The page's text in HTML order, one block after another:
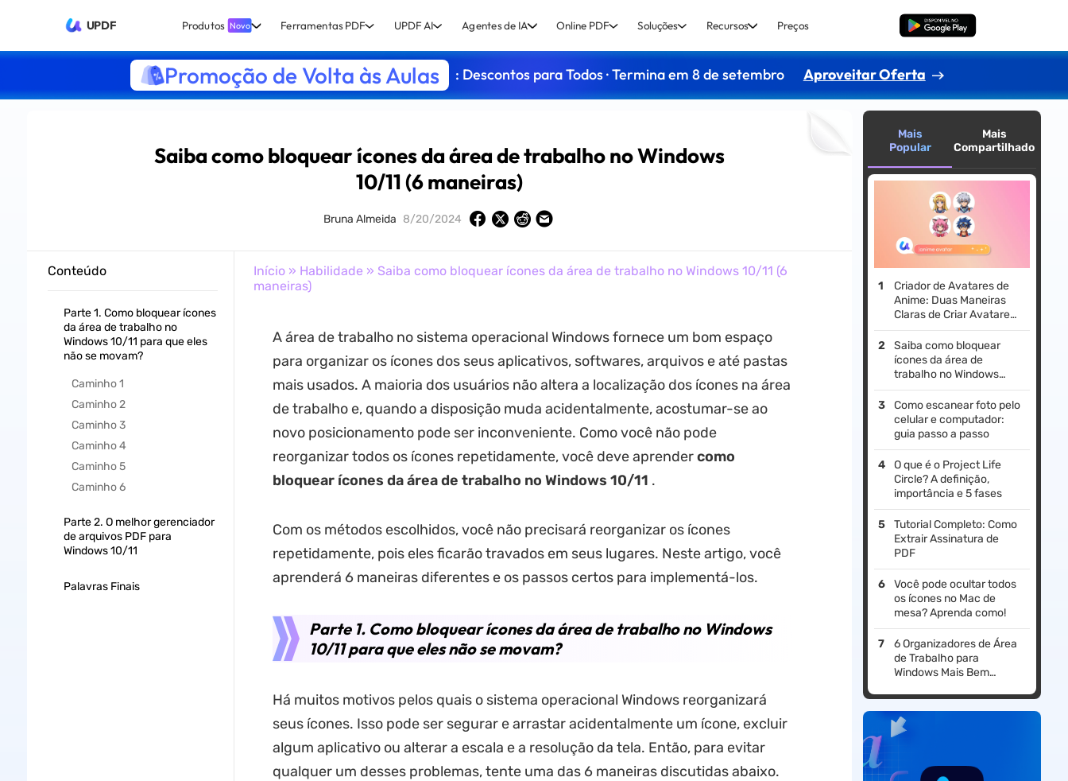
UPDF Produtos Novo Ferramentas PDF UPDF AI Agentes de IA Online PDF Soluções Recursos Preços Baixar Grátis
Promoção de Volta às Aulas : Descontos para Todos · Termina em 8 de setembro Aproveitar Oferta
Saiba como bloquear ícones da área de trabalho no Windows
10/11 (6 maneiras)
Bruna Almeida 8/20/2024
Conteúdo
Parte 1. Como bloquear ícones
da área de trabalho no
Windows 10/11 para que eles
não se movam?
Caminho 1
Caminho 2
Caminho 3
Caminho 4
Caminho 5
Caminho 6
Parte 2. O melhor gerenciador
de arquivos PDF para
Windows 10/11
Palavras Finais
Início» Habilidade » Saiba como bloquear ícones da área de trabalho no Windows 10/11 (6
maneiras)
A área de trabalho no sistema operacional Windows fornece um bom espaço
para organizar os ícones dos seus aplicativos, softwares, arquivos e até pastas
mais usados. A maioria dos usuários não altera a localização dos ícones na área
de trabalho e, quando a disposição muda acidentalmente, acostumar-se ao
novo posicionamento pode ser inconveniente. Como você não pode
reorganizar todos os ícones repetidamente, você deve aprendercomo
bloquear ícones da área de trabalho no Windows 10/11 .
Com os métodos escolhidos, você não precisará reorganizar os ícones
repetidamente, pois eles ficarão travados em seus lugares. Neste artigo, você
aprenderá 6 maneiras diferentes e os passos certos para implementá-los.
Parte 1. Como bloquear ícones da área de trabalho no Windows
10/11 para que eles não se movam?
Há muitos motivos pelos quais o sistema operacional Windows reorganizará
seus ícones. Isso pode ser segurar e arrastar acidentalmente um ícone, excluir
algum aplicativo ou alterar a escala e a resolução da tela. Então, para evitar
qualquer um desses problemas, tente uma das 6 maneiras discutidas abaixo.
Mais
Popular
Mais
Compartilhado
Criador de Avatares de
Anime: Duas Maneiras
Claras de Criar Avatares
de Anime
Saiba como bloquear
ícones da área de
trabalho no Windows
10/11 (6 maneiras)
Como escanear foto pelo
celular e computador:
guia passo a passo
O que é o Project Life
Circle? A definição,
importância e 5 fases
Tutorial Completo: Como
Extrair Assinatura de
PDF
Você pode ocultar todos
os ícones no Mac de
mesa? Aprenda como!
6 Organizadores de Área
de Trabalho para
Windows Mais Bem
Planos e Muito Mais